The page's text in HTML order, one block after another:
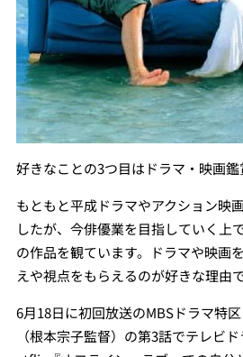
好きなことの3つ目はドラマ・映画
もともと平成ドラマやアクション映
したが、今俳優業を目指していく上
の作品を観ています。ドラマや映画
えや視点をもらえるのが好きな理由で
6月18日に初回放送のMBSドラマ特区
（根本宗子監督）の第3話でテレビ